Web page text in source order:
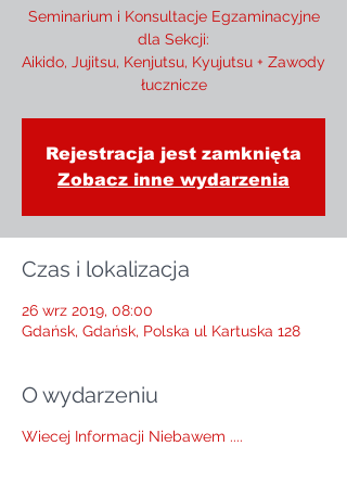
Seminarium i Konsultacje Egzaminacyjne
dla Sekcji:
Aikido, Jujitsu, Kenjutsu, Kyujutsu + Zawody
łucznicze
Rejestracja jest zamknięta
Zobacz inne wydarzenia
Czas i lokalizacja
26 wrz 2019, 08:00
Gdańsk, Gdańsk, Polska ul Kartuska 128
O wydarzeniu
Wiecej Informacji Niebawem ....